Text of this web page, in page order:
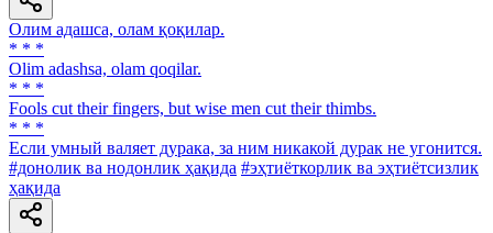
Олим адашса, олам қоқилар.
* * *
Olim adashsa, olam qoqilar.
* * *
Fools cut their fingers, but wise men cut their thimbs.
* * *
Если умный валяет дурака, за ним никакой дурак не угонится.
#донолик ва нодонлик ҳақида #эҳтиёткорлик ва эҳтиётсизлик
ҳақида